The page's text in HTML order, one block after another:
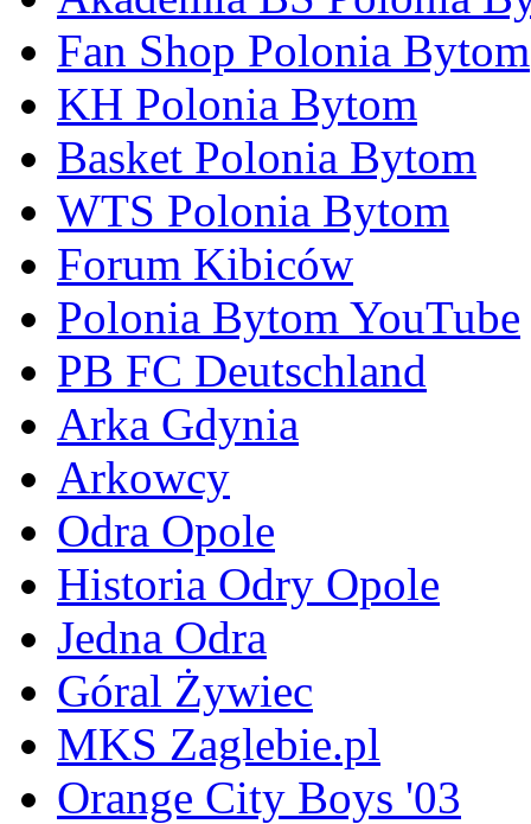
Fan Shop Polonia Bytom
KH Polonia Bytom
Basket Polonia Bytom
WTS Polonia Bytom
Forum Kibiców
Polonia Bytom YouTube
PB FC Deutschland
Arka Gdynia
Arkowcy
Odra Opole
Historia Odry Opole
Jedna Odra
Góral Żywiec
MKS Zaglebie.pl
Orange City Boys '03